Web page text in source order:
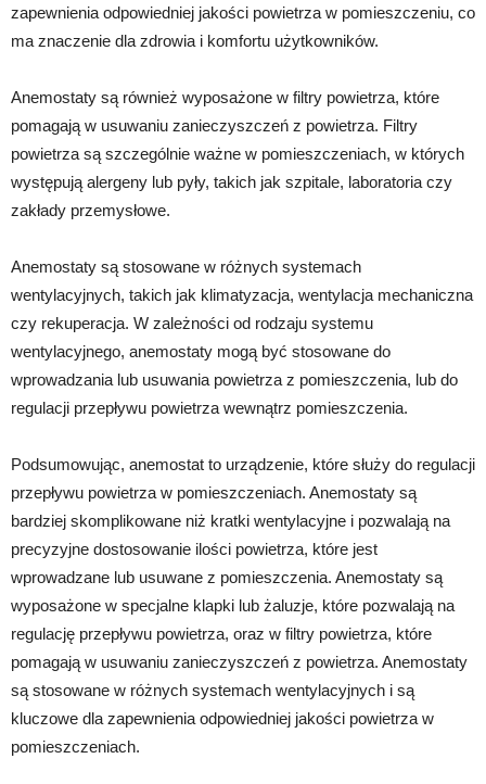
zapewnienia odpowiedniej jakości powietrza w pomieszczeniu, co
ma znaczenie dla zdrowia i komfortu użytkowników.
Anemostaty są również wyposażone w filtry powietrza, które
pomagają w usuwaniu zanieczyszczeń z powietrza. Filtry
powietrza są szczególnie ważne w pomieszczeniach, w których
występują alergeny lub pyły, takich jak szpitale, laboratoria czy
zakłady przemysłowe.
Anemostaty są stosowane w różnych systemach
wentylacyjnych, takich jak klimatyzacja, wentylacja mechaniczna
czy rekuperacja. W zależności od rodzaju systemu
wentylacyjnego, anemostaty mogą być stosowane do
wprowadzania lub usuwania powietrza z pomieszczenia, lub do
regulacji przepływu powietrza wewnątrz pomieszczenia.
Podsumowując, anemostat to urządzenie, które służy do regulacji
przepływu powietrza w pomieszczeniach. Anemostaty są
bardziej skomplikowane niż kratki wentylacyjne i pozwalają na
precyzyjne dostosowanie ilości powietrza, które jest
wprowadzane lub usuwane z pomieszczenia. Anemostaty są
wyposażone w specjalne klapki lub żaluzje, które pozwalają na
regulację przepływu powietrza, oraz w filtry powietrza, które
pomagają w usuwaniu zanieczyszczeń z powietrza. Anemostaty
są stosowane w różnych systemach wentylacyjnych i są
kluczowe dla zapewnienia odpowiedniej jakości powietrza w
pomieszczeniach.